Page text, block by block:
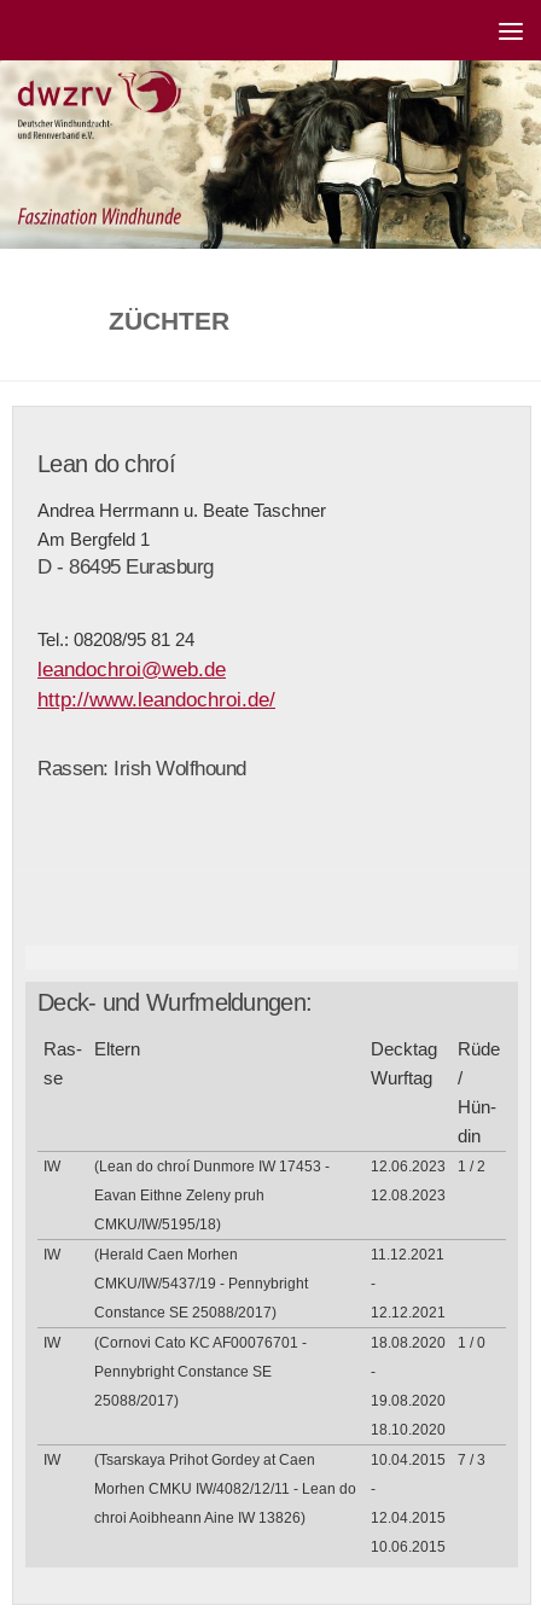
ZÜCHTER
Lean do chroí
Andrea Herrmann u. Beate Taschner
Am Bergfeld 1
D - 86495 Eurasburg
Tel.: 08208/95 81 24
leandochroi@web.de
http://www.leandochroi.de/
Rassen: Irish Wolfhound
Deck- und Wurfmeldungen:
Ras­
se
Eltern
Deck­tag
Wurf­tag
Rüde
/
Hün­
din
IW
(Lean do chroí Dunmore IW 17453 -
Eavan Eithne Zeleny pruh
CMKU/IW/5195/18)
12.06.2023
12.08.2023
1 / 2
IW
(Herald Caen Morhen
CMKU/IW/5437/19 - Pennybright
Constance SE 25088/2017)
11.12.2021
-
12.12.2021
IW
(Cornovi Cato KC AF00076701 -
Pennybright Constance SE
25088/2017)
18.08.2020
-
19.08.2020
18.10.2020
1 / 0
IW
(Tsarskaya Prihot Gordey at Caen
Morhen CMKU IW/4082/12/11 - Lean do
chroi Aoibheann Aine IW 13826)
10.04.2015
-
12.04.2015
10.06.2015
7 / 3